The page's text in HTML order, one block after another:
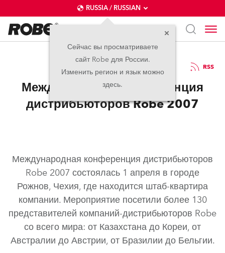
RUSSIA / RUSSIAN
Сейчас вы просматриваете
сайт Robe для России.
Изменить регион и язык можно
здесь.
04.06.2007 RSS
Международная конференция
дистрибьюторов Robe 2007
Международная конференция дистрибьюторов
Robe 2007 состоялась 1 апреля в городе
Рожнов, Чехия, где находится штаб-квартира
компании. Мероприятие посетили более 130
представителей компаний-дистрибьюторов Robe
со всего мира: от Казахстана до Кореи, от
Австралии до Австрии, от Бразилии до Бельгии.